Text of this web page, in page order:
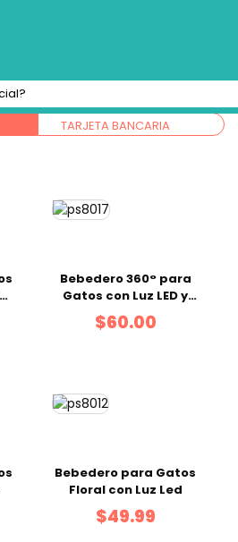
TARJETA BANCARIA
Bebedero 360° para
Gatos con Luz LED y
Boquilla de Flor
$60.00
Bebedero para Gatos
Floral con Luz Led
$49.99